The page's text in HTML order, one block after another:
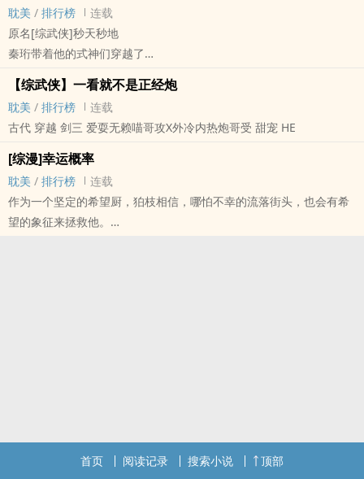
耽美 / 排行榜
连载
原名[综武侠]秒天秒地
秦珩带着他的式神们穿越了
又有命案？没问题，叫死者自己说。
又有不服？别担心，让式神们突突他。
不过……一堆搞基的式神，咋就这么让人恨呢！
香帅：“没关系，你还有我。”
秦珩：“……”
内容标签： 武侠 强强 天之骄子 甜文
【综武侠】一看就不是正经炮
耽美 / 排行榜
连载
古代 穿越 剑三 爱耍无赖喵哥攻X外冷内热炮哥受 甜宠 HE
[综漫]幸运概率
耽美 / 排行榜
连载
作为一个坚定的希望厨，狛枝相信，哪怕不幸的流落街头，也会有希
望的象征来拯救他。
一方大爷：救出了御坂妹妹，我欠你一个人情@蟹肉~罐头~
人与人的平等：提议，将@蟹肉~罐头~ 踢出群聊
首页 阅读记录 搜索小说 顶部